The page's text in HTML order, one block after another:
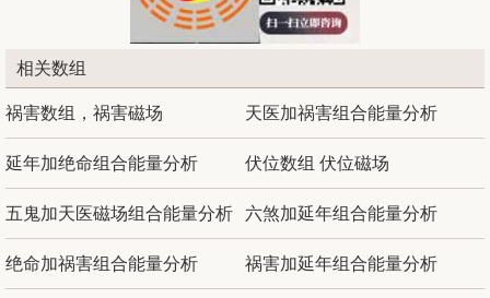
相关数组
祸害数组，祸害磁场 天医加祸害组合能量分析
延年加绝命组合能量分析 伏位数组 伏位磁场
五鬼加天医磁场组合能量分析 六煞加延年组合能量分析
绝命加祸害组合能量分析 祸害加延年组合能量分析